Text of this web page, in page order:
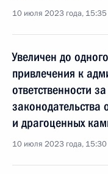
10 июля 2023 года, 15:35
Увеличен до
привлечения к
ответственности
законодательства
и драгоценных
10 июля 2023 года, 15:30